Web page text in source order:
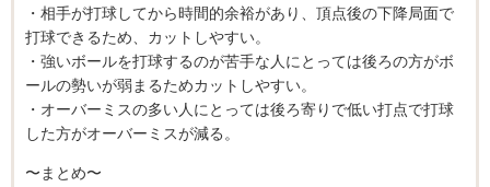
・相手が打球してから時間的余裕があり、頂点後の下降局面で
打球できるため、カットしやすい。
・強いボールを打球するのが苦手な人にとっては後ろの方がボ
ールの勢いが弱まるためカットしやすい。
・オーバーミスの多い人にとっては後ろ寄りで低い打点で打球
した方がオーバーミスが減る。
〜まとめ〜